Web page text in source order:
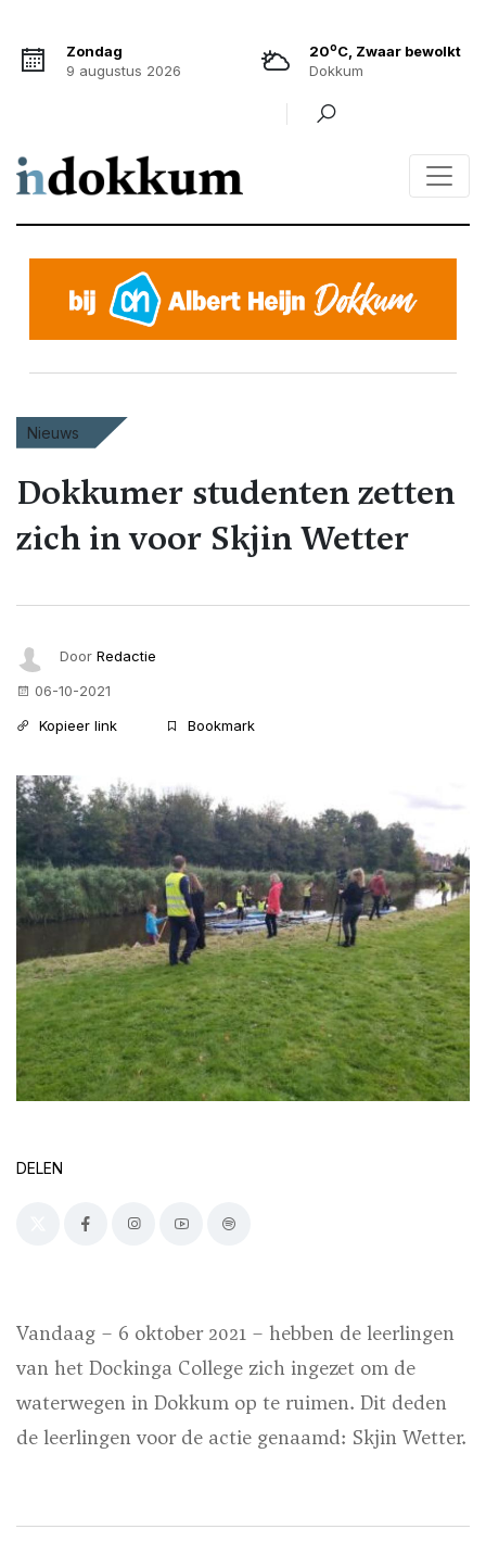
Zondag
9 augustus 2026
20oC, Zwaar bewolkt
Dokkum
Nieuws
Dokkumer studenten zetten
zich in voor Skjin Wetter
Door Redactie
06-10-2021
Kopieer link
Bookmark
DELEN
Vandaag – 6 oktober 2021 – hebben de leerlingen
van het Dockinga College zich ingezet om de
waterwegen in Dokkum op te ruimen. Dit deden
de leerlingen voor de actie genaamd: Skjin Wetter.